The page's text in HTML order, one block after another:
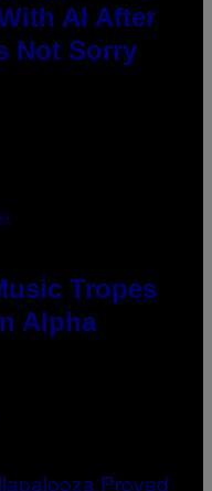
AI After
Not Sorry
Tropes
Alpha